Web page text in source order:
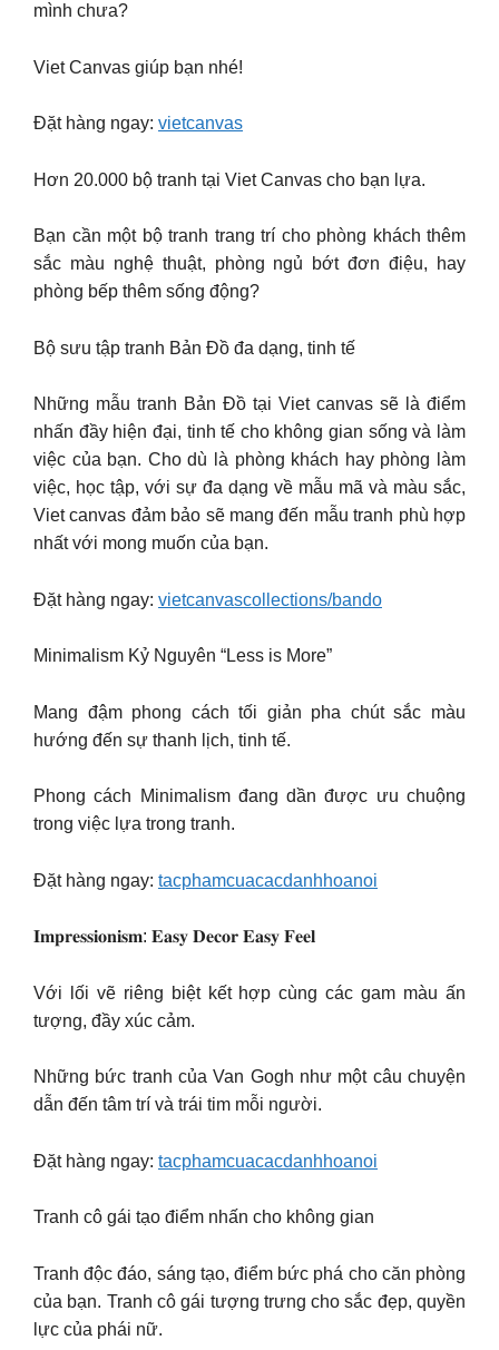
mình chưa?
Viet Canvas giúp bạn nhé!
Đặt hàng ngay: vietcanvas
Hơn 20.000 bộ tranh tại Viet Canvas cho bạn lựa.
Bạn cần một bộ tranh trang trí cho phòng khách thêm
sắc màu nghệ thuật, phòng ngủ bớt đơn điệu, hay
phòng bếp thêm sống động?
Bộ sưu tập tranh Bản Đồ đa dạng, tinh tế
Những mẫu tranh Bản Đồ tại Viet canvas sẽ là điểm
nhấn đầy hiện đại, tinh tế cho không gian sống và làm
việc của bạn. Cho dù là phòng khách hay phòng làm
việc, học tập, với sự đa dạng về mẫu mã và màu sắc,
Viet canvas đảm bảo sẽ mang đến mẫu tranh phù hợp
nhất với mong muốn của bạn.
Đặt hàng ngay: vietcanvascollections/bando
Minimalism Kỷ Nguyên “Less is More”
Mang đậm phong cách tối giản pha chút sắc màu
hướng đến sự thanh lịch, tinh tế.
Phong cách Minimalism đang dần được ưu chuộng
trong việc lựa trong tranh.
Đặt hàng ngay: tacphamcuacacdanhhoanoi
𝐈𝐦𝐩𝐫𝐞𝐬𝐬𝐢𝐨𝐧𝐢𝐬𝐦: 𝐄𝐚𝐬𝐲 𝐃𝐞𝐜𝐨𝐫 𝐄𝐚𝐬𝐲 𝐅𝐞𝐞𝐥
Với lối vẽ riêng biệt kết hợp cùng các gam màu ấn
tượng, đầy xúc cảm.
Những bức tranh của Van Gogh như một câu chuyện
dẫn đến tâm trí và trái tim mỗi người.
Đặt hàng ngay: tacphamcuacacdanhhoanoi
Tranh cô gái tạo điểm nhấn cho không gian
Tranh độc đáo, sáng tạo, điểm bức phá cho căn phòng
của bạn. Tranh cô gái tượng trưng cho sắc đẹp, quyền
lực của phái nữ.